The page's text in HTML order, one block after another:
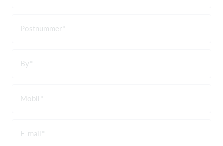
Postnummer
By
Mobil
E-mail